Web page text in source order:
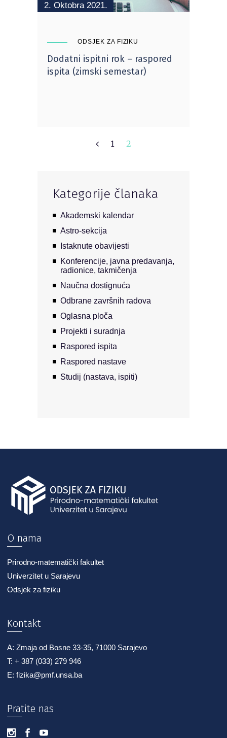
2. Oktobra 2021.
ODSJEK ZA FIZIKU
Dodatni ispitni rok – raspored
ispita (zimski semestar)
1 2
Kategorije članaka
Akademski kalendar
Astro-sekcija
Istaknute obavijesti
Konferencije, javna predavanja,
radionice, takmičenja
Naučna dostignuća
Odbrane završnih radova
Oglasna ploča
Projekti i suradnja
Raspored ispita
Raspored nastave
Studij (nastava, ispiti)
O nama
Prirodno-matematički fakultet
Univerzitet u Sarajevu
Odsjek za fiziku
Kontakt
A: Zmaja od Bosne 33-35, 71000 Sarajevo
T: + 387 (033) 279 946
E: fizika@pmf.unsa.ba
Pratite nas